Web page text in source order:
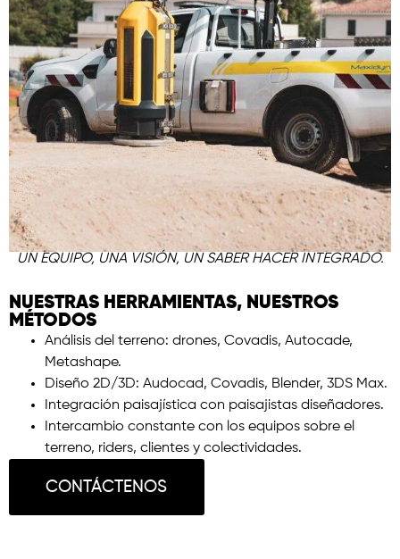
UN EQUIPO, UNA VISIÓN, UN SABER HACER INTEGRADO.
NUESTRAS HERRAMIENTAS, NUESTROS
MÉTODOS
Análisis del terreno: drones, Covadis, Autocade,
Metashape.
Diseño 2D/3D: Audocad, Covadis, Blender, 3DS Max.
Integración paisajística con paisajistas diseñadores.
Intercambio constante con los equipos sobre el
terreno, riders, clientes y colectividades.
CONTÁCTENOS